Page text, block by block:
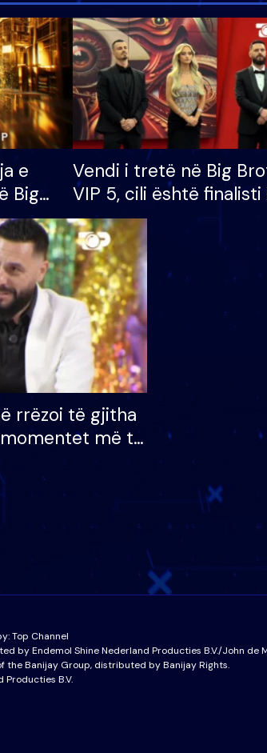
e
Big
100
Vendi i tretë në Big
VIP 5, cili është finalisti
radhës që lë shtëpinë
rrëzoi të gjitha
më të
BB VIP: Do më
kur…
Top Channel
by Endemol Shine Nederland Producties B.V./John de
the Banijay Group, distributed by Banijay Rights.
B.V.